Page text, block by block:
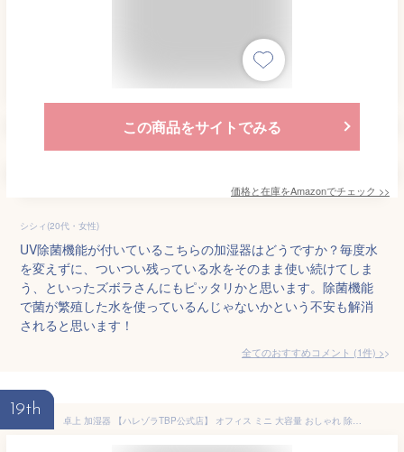
この商品をサイトでみる
価格と在庫をAmazonでチェック >>
シシィ(20代・女性)
UV除菌機能が付いているこちらの加湿器はどうですか？毎度水
を変えずに、ついつい残っている水をそのまま使い続けてしま
う、といったズボラさんにもピッタリかと思います。除菌機能
で菌が繁殖した水を使っているんじゃないかという不安も解消
されると思います！
全てのおすすめコメント (1件) >
19th
卓上 加湿器 【ハレゾラTBP公式店】 オフィス ミニ 大容量 おしゃれ 除菌 イルミネーション usb お手入れ簡単 おすすめ かわいい 間接照明 給水 簡単 7色 レインボー 卓上 大容量 250ml 小型 静音 USB給電 車載 超音波加湿器 お手入れ簡単加湿器 《新加湿器》 ●